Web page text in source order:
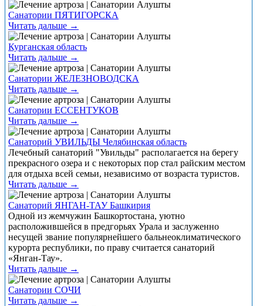
Санатории ПЯТИГОРСКА
Читать дальше →
Курганская область
Читать дальше →
Санатории ЖЕЛЕЗНОВОДСКА
Читать дальше →
Санатории ЕССЕНТУКОВ
Читать дальше →
Санаторий УВИЛЬДЫ Челябинская область
Лечебный санаторий "Увильды" располагается на берегу
прекрасного озера и с некоторых пор стал райским местом
для отдыха всей семьи, независимо от возраста туристов.
Читать дальше →
Санаторий ЯНГАН-ТАУ Башкирия
Одной из жемчужин Башкортостана, уютно
расположившейся в предгорьях Урала и заслуженно
несущей звание популярнейшего бальнеоклиматического
курорта республики, по праву считается санаторий
«Янган-Тау».
Читать дальше →
Санатории СОЧИ
Читать дальше →